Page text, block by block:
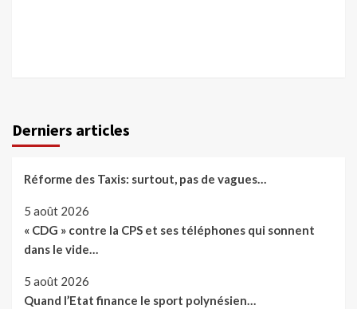
Derniers articles
Réforme des Taxis: surtout, pas de vagues…
5 août 2026
« CDG » contre la CPS et ses téléphones qui sonnent
dans le vide…
5 août 2026
Quand l’Etat finance le sport polynésien…